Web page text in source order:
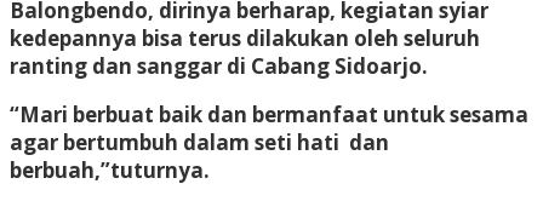
Balongbendo, dirinya berharap, kegiatan syiar
kedepannya bisa terus dilakukan oleh seluruh
ranting dan sanggar di Cabang Sidoarjo.
“Mari berbuat baik dan bermanfaat untuk sesama
agar bertumbuh dalam seti hati dan
berbuah,”tuturnya.